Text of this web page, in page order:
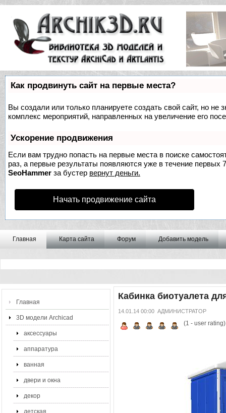
Как продвинуть сайт на первые места?
Вы создали или только планируете создать свой сайт, но не
комплекс мероприятий, направленных на увеличение его
Ускорение продвижения
Если вам трудно попасть на первые места в поиске
раз, а первые результаты появляются уже в течение первых
SeoHammer за бустер вернут деньги.
Начать продвижение сайта
Главная Карта сайта Форум Добавить модель
Главная
3D модели Archicad
аксессуары
аппаратура
ванная
двери и окна
декор
детская
Кабинка биотуалета
14.01.14 00:00 АДМИНИСТРАТОР
(1 - user rating)